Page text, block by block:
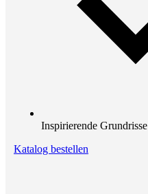
Inspirierende
Katalog bestellen